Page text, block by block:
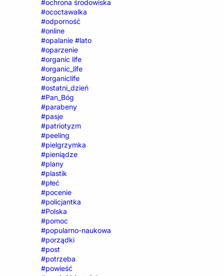
#ochrona środowiska
#ococtawalka
#odporność
#online
#opalanie #lato
#oparzenie
#organic life
#organic_life
#organiclife
#ostatni_dzień
#Pan_Bóg
#parabeny
#pasje
#patriotyzm
#peeling
#pielgrzymka
#pieniądze
#plany
#plastik
#płeć
#pocenie
#policjantka
#Polska
#pomoc
#popularno-naukowa
#porządki
#post
#potrzeba
#powieść